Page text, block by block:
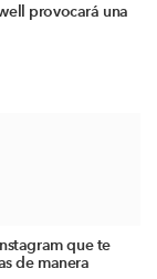
provocará una
que te
de manera